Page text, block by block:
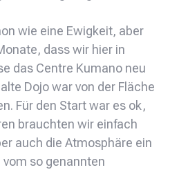
wie eine Ewigkeit, aber
dass wir hier in
das Centre Kumano neu
Dojo war von der Fläche
Für den Start war es ok,
brauchten wir einfach
auch die Atmosphäre ein
so genannten